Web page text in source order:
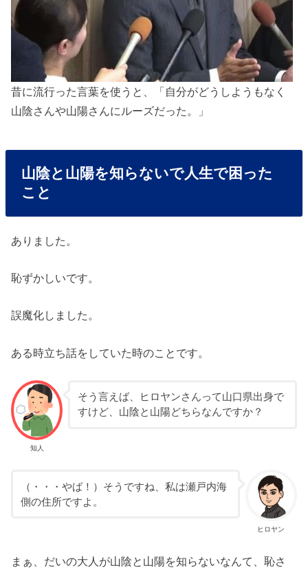
昔に流行った言葉を使うと、「自分がどうしようもなく
山陰さんや山陽さんにルーズだった。」
山陰と山陽を知らないで人生で困った
こと
ありました。
恥ずかしいです。
誤魔化しました。
ある時立ち話をしていた時のことです。
知人
そう言えば、ヒロヤンさんって山口県出身で
すけど、山陰と山陽どちらなんですか？
ヒロヤン
（・・・やば！）そうですね、私は瀬戸内海
側の住所ですよ。
まぁ、だいの大人が山陰と山陽を知らないなんて、恥さ